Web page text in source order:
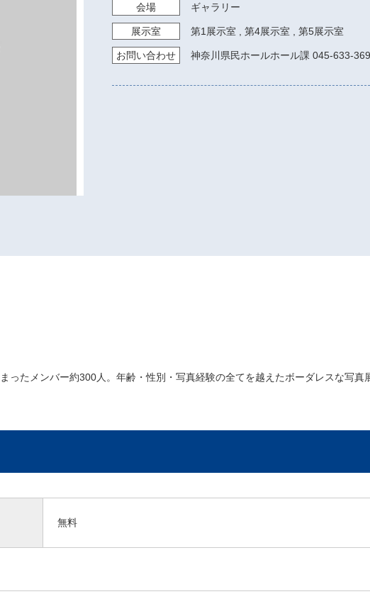
会場 ギャラリー
展示室 第1展示室 第4展示室 第5展示室
お問い合わせ 神奈川県民ホールホール課 045-633-
ったメンバー約300人。年齢・性別・写真経験の全てを越えたボーダレスな写真
無料